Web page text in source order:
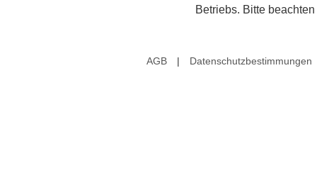
Betriebs. Bitte
AGB | Datenschutzbestimmungen